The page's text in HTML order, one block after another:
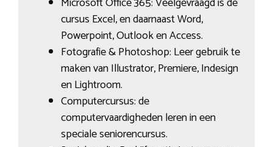
cursus Excel, en daarnaast Word,
Powerpoint, Outlook en Access.
Fotografie & Photoshop: Leer gebruik te
maken van Illustrator, Premiere, Indesign
en Lightroom.
Computercursus: de
computervaardigheden leren in een
speciale seniorencursus.